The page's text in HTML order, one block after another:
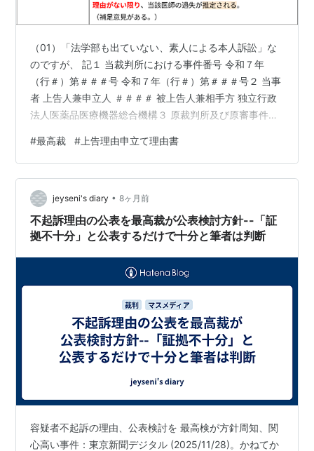
（01）「法学部も出ていない、素人による本人訴訟」な
のですが、 記１ 当裁判所における事件番号 令和７年
（行＃）第＃＃＃号 令和７年（行＃）第＃＃＃号２ 当事
者 上告人兼申立人 ＃＃＃＃ 被上告人兼相手方 独立行政
法人医薬品医療機器総合機構３ 原裁判所及び原審事件番
（02）「上告棄却決定」となるのか、「判決」となるの
かという「最終段階」にあるため、「弁護の依頼」とい
うわけではなくて、「（生成ＡＩに頼りつつ）素人が書
いた、上告受理申立て理由書・上告理由書」＃＃＃＃＃
国際法律事務所の先生に「読んでもらえる」と仮定し
て、「それらに対する感想」を「教…
#最高裁 # 上告理由申立て理由書
jeyseni's diary • 8ヶ月前
不起訴理由の公表を最高裁が公表検討方針--「証
拠不十分」と公表するだけで十分と筆者は判断
容疑者不起訴の理由、公表検討を 最高検が方針周知、関
心高い事件：東京新聞デジタル (2025/11/28)。かねてか